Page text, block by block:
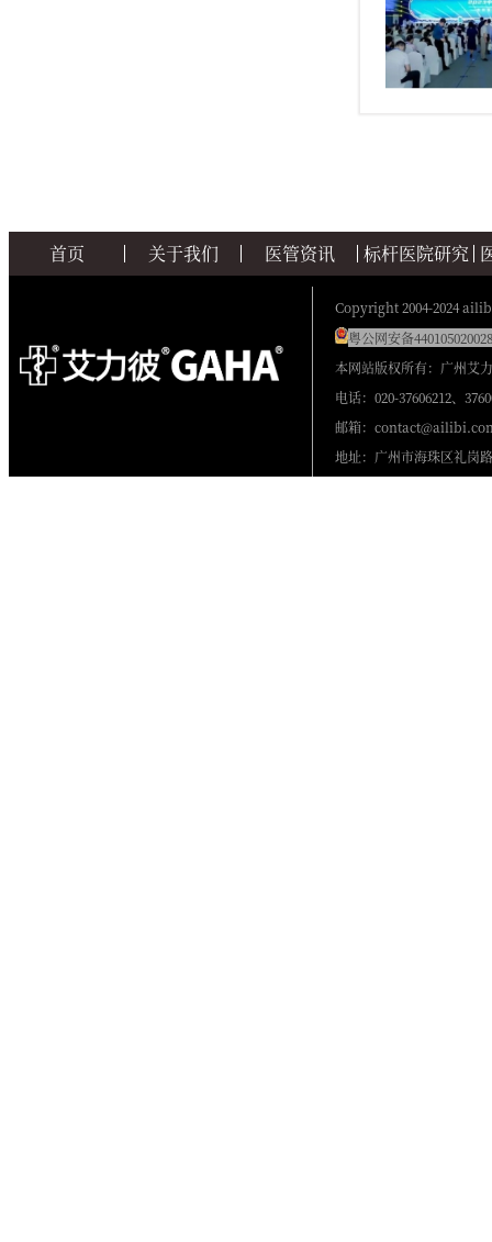
首页 关于我们 医管资讯 标杆医院研究
Copyright 2004-2024
粤公网安备
本网站版权所有：广州艾
电话：020-37606212、
邮箱：
地址：广州市海珠区礼岗